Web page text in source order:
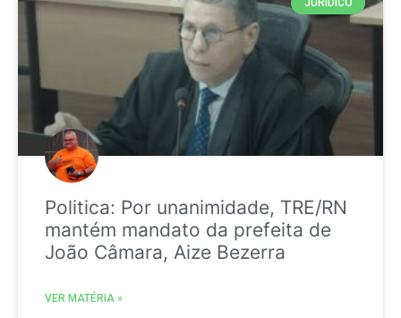
JURIDICO
Politica: Por unanimidade, TRE/RN
mantém mandato da prefeita de
João Câmara, Aize Bezerra
VER MATÉRIA »